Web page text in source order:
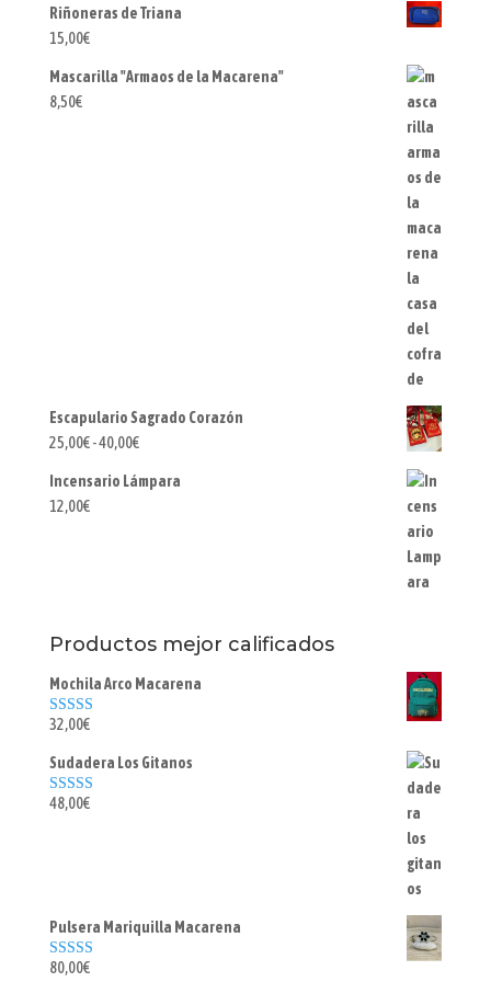
Riñoneras de Triana
15,00€
Mascarilla "Armaos de la Macarena"
8,50€
Escapulario Sagrado Corazón
25,00€ -40,00€Rango
precios:
Incensario Lámpara
12,00€
Productos mejor calificados
Mochila Arco Macarena
Valorado con
32,00€
Sudadera Los Gitanos
Valorado con
48,00€
Pulsera Mariquilla Macarena
Valorado con
80,00€